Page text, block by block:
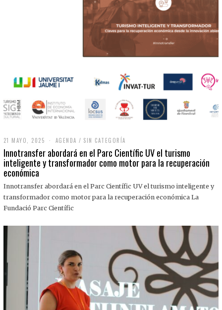
21 MAYO, 2025
M
A
Y
,
0
2
AGENDA / SIN CATEGORÍA
Innotransfer abordará en el Parc Científic UV el turismo
inteligente y transformador como motor para la recuperación
económica
Innotransfer abordará en el Parc Científic UV el turismo inteligente y
transformador como motor para la recuperación económica La
Fundació Parc Científic